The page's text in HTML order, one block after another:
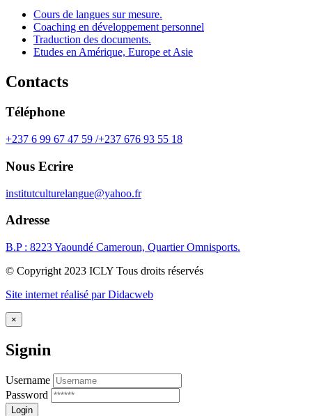
Cours de langues sur mesure.
Coaching en développement personnel
Traduction des documents.
Etudes en Amérique, Europe et Asie
Contacts
Téléphone
+237 6 99 67 47 59 /+237 676 93 55 18
Nous Ecrire
institutculturelangue@yahoo.fr
Adresse
B.P : 8223 Yaoundé Cameroun, Quartier Omnisports.
© Copyright 2023 ICLY Tous droits réservés
Site internet réalisé par Didacweb
×
Signin
Username
Password